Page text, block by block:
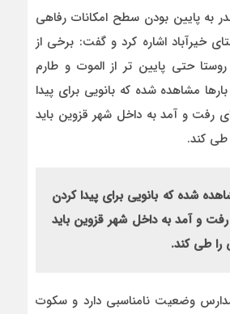
به پایین بودن سطح امکانات رفاهی
خیرآباد اشاره کرد و گفت: برخی از
حتی پایین تر از الموت و طارم
مشاهده شده که بانویی برای پیدا
رفت و آمد به داخل شهر قزوین باید
طی کند.
شده که بانویی برای پیدا کردن
و آمد به داخل شهر قزوین باید
را طی کند.
وضعیت نامناسبی دارد و سکوت